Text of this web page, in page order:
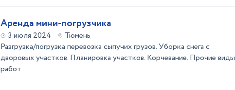
Аренда мини-погрузчика
3 июля 2024
Тюмень
Разгрузка/погрузка перевозка сыпучих грузов. Уборка снега с
дворовых участков. Планировка участков. Корчевание. Прочие виды
работ